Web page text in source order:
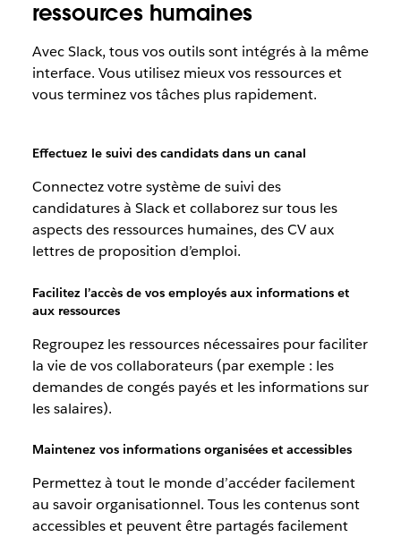
ressources humaines
Avec Slack, tous vos outils sont intégrés à la même
interface. Vous utilisez mieux vos ressources et
vous terminez vos tâches plus rapidement.
Effectuez le suivi des candidats dans un canal
Connectez votre système de suivi des
candidatures à Slack et collaborez sur tous les
aspects des ressources humaines, des CV aux
lettres de proposition d’emploi.
Facilitez l’accès de vos employés aux informations et
aux ressources
Regroupez les ressources nécessaires pour faciliter
la vie de vos collaborateurs (par exemple : les
demandes de congés payés et les informations sur
les salaires).
Maintenez vos informations organisées et accessibles
Permettez à tout le monde d’accéder facilement
au savoir organisationnel. Tous les contenus sont
accessibles et peuvent être partagés facilement